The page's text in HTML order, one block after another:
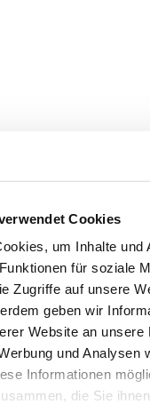
Cookies
um Inhalte und
für soziale
Zugriffe auf unsere
geben wir
Website an unsere
und Analysen
Informationen
die Sie